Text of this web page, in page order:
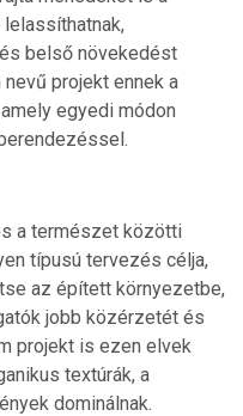
lelassíthatnak,
belső növekedést
projekt ennek a
egyedi módon
a természet közötti
típusú tervezés célja,
az épített környezetbe,
jobb közérzetét és
projekt is ezen elvek
textúrák, a
dominálnak.